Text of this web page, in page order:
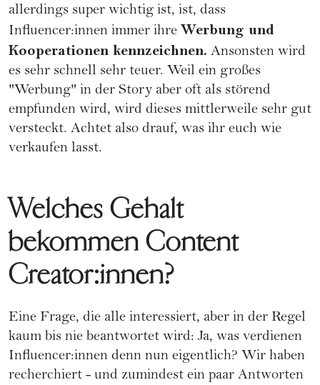
allerdings super wichtig ist, ist, dass
Influencer:innen immer ihre Werbung und
Kooperationen kennzeichnen. Ansonsten wird
es sehr schnell sehr teuer. Weil ein großes
"Werbung" in der Story aber oft als störend
empfunden wird, wird dieses mittlerweile sehr gut
versteckt. Achtet also drauf, was ihr euch wie
verkaufen lasst.
Welches Gehalt
bekommen Content
Creator:innen?
Eine Frage, die alle interessiert, aber in der Regel
kaum bis nie beantwortet wird: Ja, was verdienen
Influencer:innen denn nun eigentlich? Wir haben
recherchiert - und zumindest ein paar Antworten